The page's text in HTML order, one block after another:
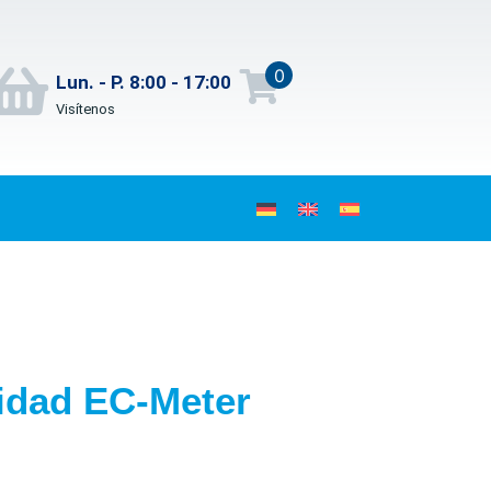
Lun. - P. 8:00 - 17:00
Visítenos
0
EC-Meter